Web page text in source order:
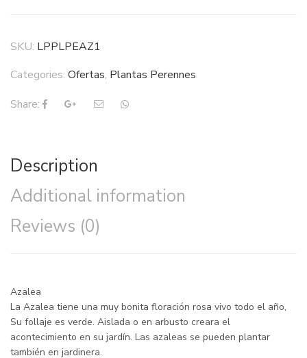
SKU: LPPLPEAZ1
Categories: Ofertas, Plantas Perennes
Share:
Description
Additional information
Reviews (0)
Azalea
La Azalea tiene una muy bonita floración rosa vivo todo el año,
Su follaje es verde. Aislada o en arbusto creara el
acontecimiento en su jardín. Las azaleas se pueden plantar
también en jardinera.